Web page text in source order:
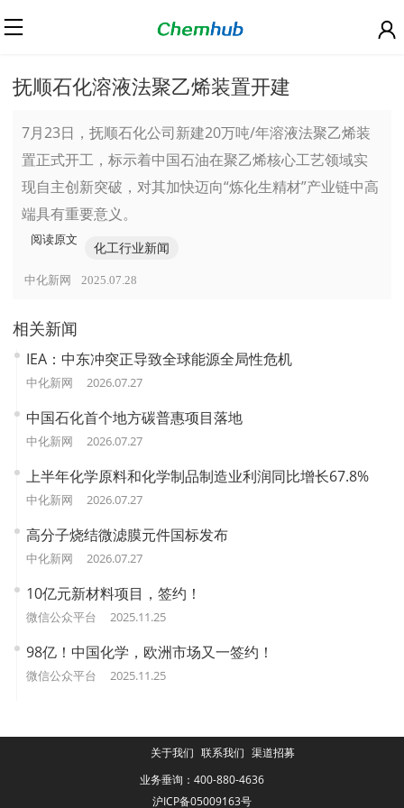
抚顺石化溶液法聚乙烯装置开建
7月23日，抚顺石化公司新建20万吨/年溶液法聚乙烯装
置正式开工，标示着中国石油在聚乙烯核心工艺领域实
现自主创新突破，对其加快迈向“炼化生精材”产业链中高
端具有重要意义。
阅读原文 化工行业新闻
中化新网 2025.07.28
相关新闻
IEA：中东冲突正导致全球能源全局性危机
中化新网 2026.07.27
中国石化首个地方碳普惠项目落地
中化新网 2026.07.27
上半年化学原料和化学制品制造业利润同比增长67.8%
中化新网 2026.07.27
高分子烧结微滤膜元件国标发布
中化新网 2026.07.27
10亿元新材料项目，签约！
微信公众平台 2025.11.25
98亿！中国化学，欧洲市场又一签约！
微信公众平台 2025.11.25
关于我们 联系我们 渠道招募
业务垂询：400-880-4636
沪ICP备05009163号